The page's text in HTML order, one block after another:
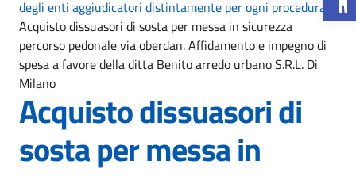
degli enti aggiudicatori distintamente per ogni procedura
Acquisto dissuasori di sosta per messa in sicurezza
percorso pedonale via oberdan. Affidamento e impegno di
spesa a favore della ditta Benito arredo urbano S.R.L. Di
Milano
Acquisto dissuasori di
sosta per messa in